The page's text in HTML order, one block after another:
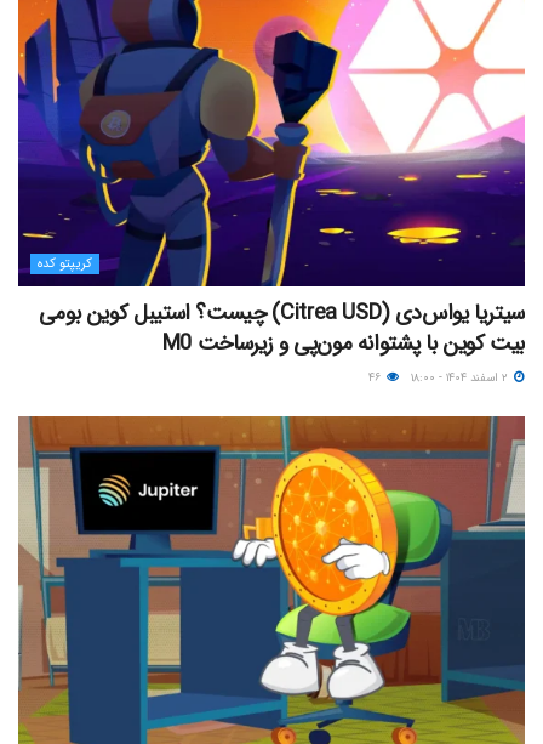
کریپتو کده
سیتریا یو‌اس‌دی (Citrea USD) چیست؟ استیبل کوین بومی
بیت کوین با پشتوانه مون‌پی و زیرساخت M0